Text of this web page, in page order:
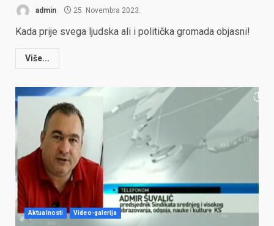
admin 25. Novembra 2023.
Kada prije svega ljudska ali i politička gromada objasni!
Više...
Aktualnosti Video-galerija